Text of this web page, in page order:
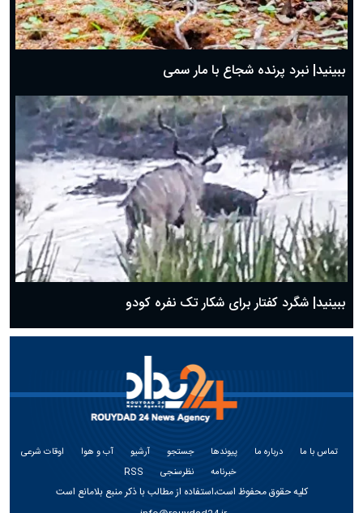
ببینید| نبرد پرنده شجاع با مار سمی
ببینید| شگرد کفتار برای شکار تک نفره کودو
تماس با ما درباره ما پیوندها جستجو آرشیو آب و هوا
اوقات شرعی
خبرنامه
نظرسنجی RSS
کلیه حقوق محفوظ است،استفاده از مطالب با ذکر منبع بلامانع است